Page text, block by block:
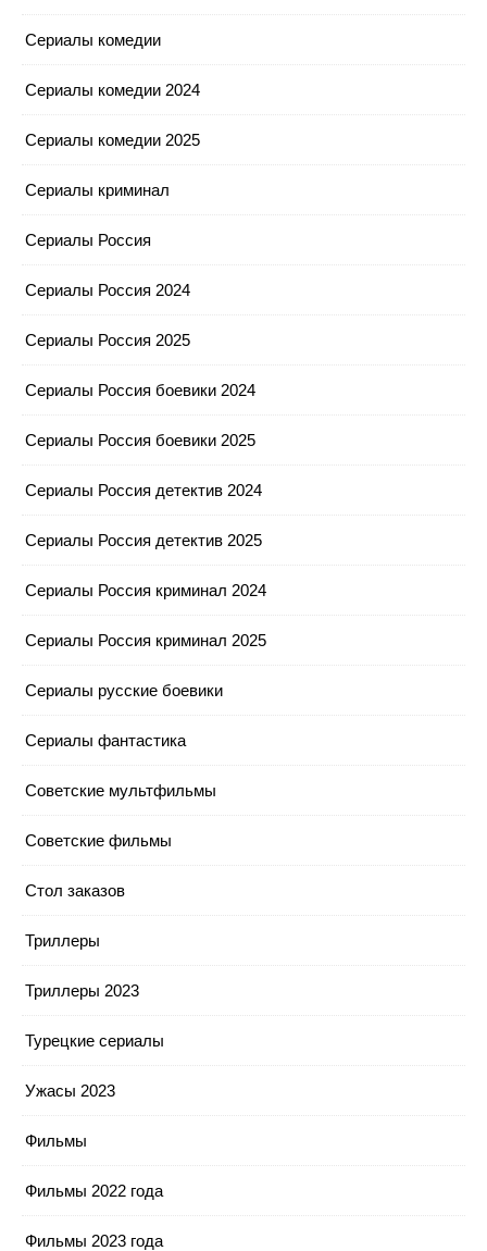
Сериалы комедии
Сериалы комедии 2024
Сериалы комедии 2025
Сериалы криминал
Сериалы Россия
Сериалы Россия 2024
Сериалы Россия 2025
Сериалы Россия боевики 2024
Сериалы Россия боевики 2025
Сериалы Россия детектив 2024
Сериалы Россия детектив 2025
Сериалы Россия криминал 2024
Сериалы Россия криминал 2025
Сериалы русские боевики
Сериалы фантастика
Советские мультфильмы
Советские фильмы
Стол заказов
Триллеры
Триллеры 2023
Турецкие сериалы
Ужасы 2023
Фильмы
Фильмы 2022 года
Фильмы 2023 года